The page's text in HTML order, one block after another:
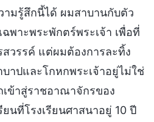
มรู้สึกนี้ได้ ผมสาบานกับตัว
พาะพระพักตร์พระเจ้า เพื่อที่
วรรค์ แต่ผมต้องการละทิ้ง
าปและโกหกพระเจ้าอยู่ไม่ใช่
ข้าสู่ราชอาณาจักรของ
ยนที่โรงเรียนศาสนาอยู่ 10 ปี